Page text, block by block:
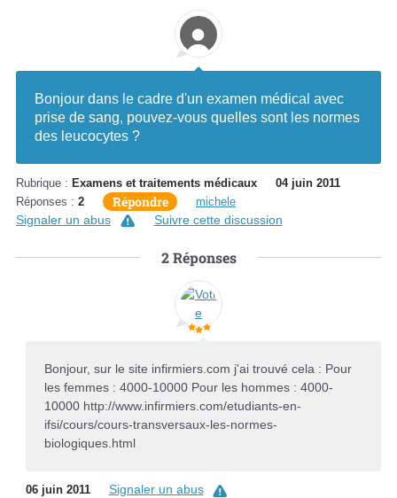
Bonjour dans le cadre d'un examen médical avec
prise de sang, pouvez-vous quelles sont les normes
des leucocytes ?
Rubrique : Examens et traitements médicaux
04 juin 2011
Réponses : 2 Répondre michele
Signaler un abus Suivre cette discussion
2Réponses
Bonjour, sur le site infirmiers.com j'ai trouvé cela : Pour
les femmes : 4000-10000 Pour les hommes : 4000-
10000 http://www.infirmiers.com/etudiants-en-
ifsi/cours/cours-transversaux-les-normes-
biologiques.html
06 juin 2011
Signaler un abus